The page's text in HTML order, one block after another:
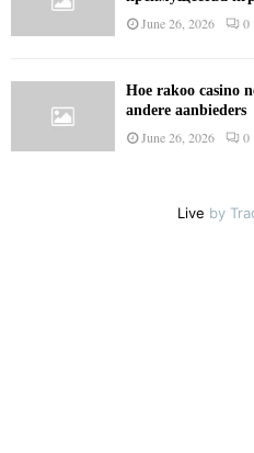
June 26, 2026 0
Hoe rakoo casino
andere aanbieders
June 26, 2026 0
Live by